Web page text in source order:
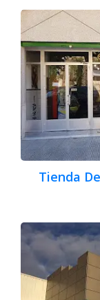
Tienda